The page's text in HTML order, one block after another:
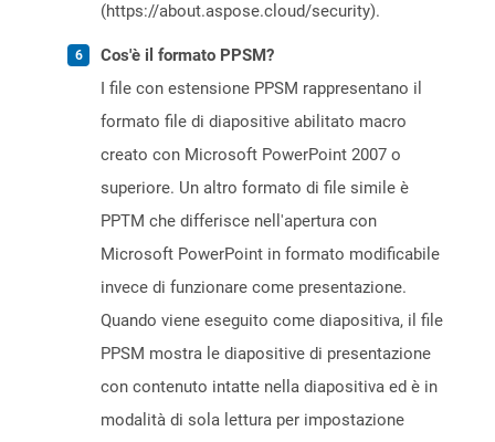
(https://about.aspose.cloud/security).
Cos'è il formato PPSM?
I file con estensione PPSM rappresentano il
formato file di diapositive abilitato macro
creato con Microsoft PowerPoint 2007 o
superiore. Un altro formato di file simile è
PPTM che differisce nell'apertura con
Microsoft PowerPoint in formato modificabile
invece di funzionare come presentazione.
Quando viene eseguito come diapositiva, il file
PPSM mostra le diapositive di presentazione
con contenuto intatte nella diapositiva ed è in
modalità di sola lettura per impostazione